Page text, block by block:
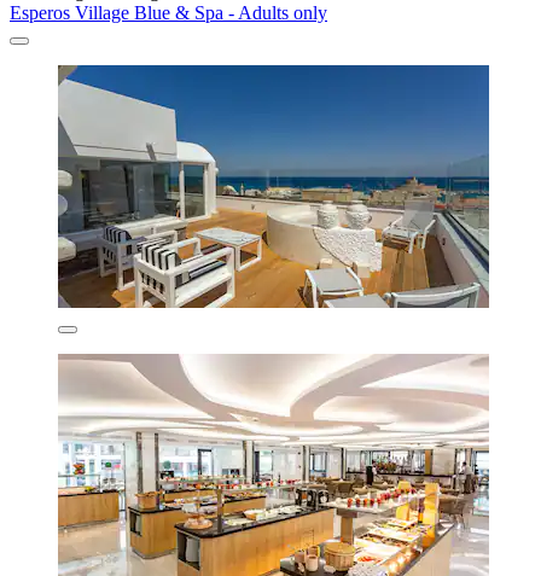
Esperos Village Blue & Spa - Adults only